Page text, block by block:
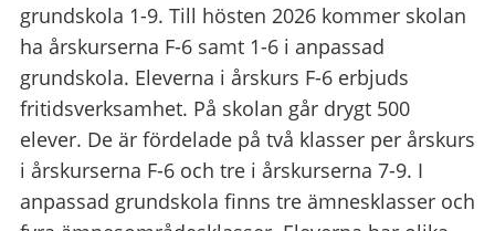
grundskola 1-9. Till hösten 2026 kommer skolan
ha årskurserna F-6 samt 1-6 i anpassad
grundskola. Eleverna i årskurs F-6 erbjuds
fritidsverksamhet. På skolan går drygt 500
elever. De är fördelade på två klasser per årskurs
i årskurserna F-6 och tre i årskurserna 7-9. I
anpassad grundskola finns tre ämnesklasser och